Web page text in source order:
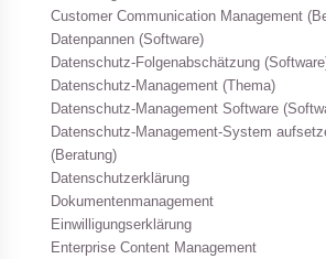
Customer Communication Management
Datenpannen (Software)
Datenschutz-Folgenabschätzung
Datenschutz-Management (Thema)
Datenschutz-Management Software
Datenschutz-Management-System
(Beratung)
Datenschutzerklärung
Dokumentenmanagement
Einwilligungserklärung
Enterprise Content Management